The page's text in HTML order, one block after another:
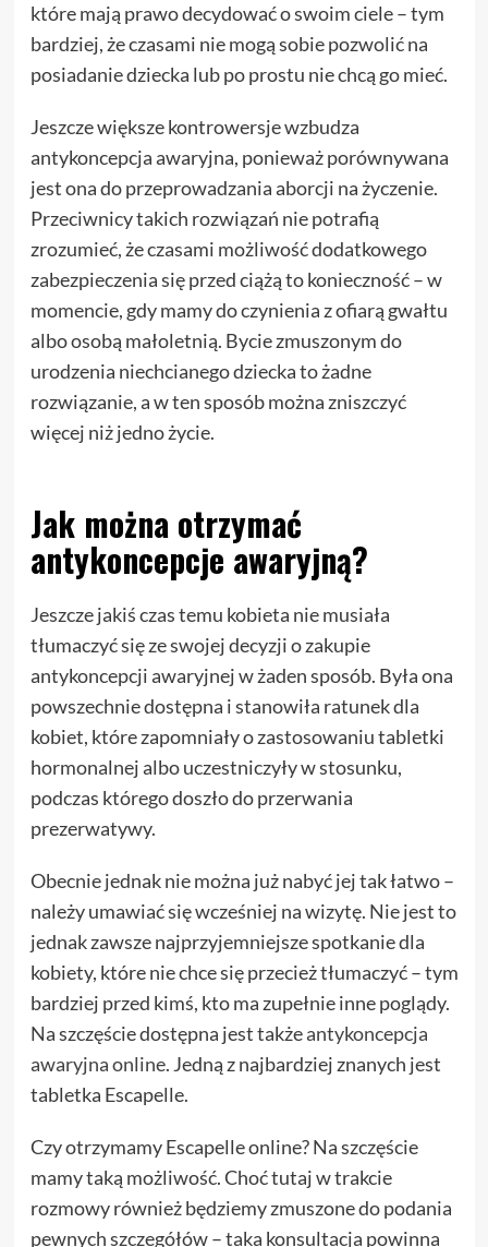
które mają prawo decydować o swoim ciele – tym
bardziej, że czasami nie mogą sobie pozwolić na
posiadanie dziecka lub po prostu nie chcą go mieć.
Jeszcze większe kontrowersje wzbudza
antykoncepcja awaryjna, ponieważ porównywana
jest ona do przeprowadzania aborcji na życzenie.
Przeciwnicy takich rozwiązań nie potrafią
zrozumieć, że czasami możliwość dodatkowego
zabezpieczenia się przed ciążą to konieczność – w
momencie, gdy mamy do czynienia z ofiarą gwałtu
albo osobą małoletnią. Bycie zmuszonym do
urodzenia niechcianego dziecka to żadne
rozwiązanie, a w ten sposób można zniszczyć
więcej niż jedno życie.
Jak można otrzymać
antykoncepcje awaryjną?
Jeszcze jakiś czas temu kobieta nie musiała
tłumaczyć się ze swojej decyzji o zakupie
antykoncepcji awaryjnej w żaden sposób. Była ona
powszechnie dostępna i stanowiła ratunek dla
kobiet, które zapomniały o zastosowaniu tabletki
hormonalnej albo uczestniczyły w stosunku,
podczas którego doszło do przerwania
prezerwatywy.
Obecnie jednak nie można już nabyć jej tak łatwo –
należy umawiać się wcześniej na wizytę. Nie jest to
jednak zawsze najprzyjemniejsze spotkanie dla
kobiety, które nie chce się przecież tłumaczyć – tym
bardziej przed kimś, kto ma zupełnie inne poglądy.
Na szczęście dostępna jest takżeantykoncepcja
awaryjna online. Jedną z najbardziej znanych jest
tabletka Escapelle.
Czy otrzymamy Escapelle online? Na szczęście
mamy taką możliwość. Choć tutaj w trakcie
rozmowy również będziemy zmuszone do podania
pewnych szczegółów – taka konsultacja powinna